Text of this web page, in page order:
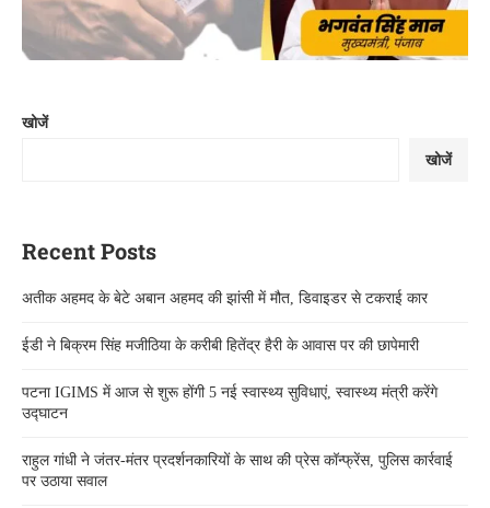
खोजें
खोजें
Recent Posts
अतीक अहमद के बेटे अबान अहमद की झांसी में मौत, डिवाइडर से टकराई कार
ईडी ने बिक्रम सिंह मजीठिया के करीबी हितेंद्र हैरी के आवास पर की छापेमारी
पटना IGIMS में आज से शुरू होंगी 5 नई स्वास्थ्य सुविधाएं, स्वास्थ्य मंत्री करेंगे
उद्घाटन
राहुल गांधी ने जंतर-मंतर प्रदर्शनकारियों के साथ की प्रेस कॉन्फ्रेंस, पुलिस कार्रवाई
पर उठाया सवाल